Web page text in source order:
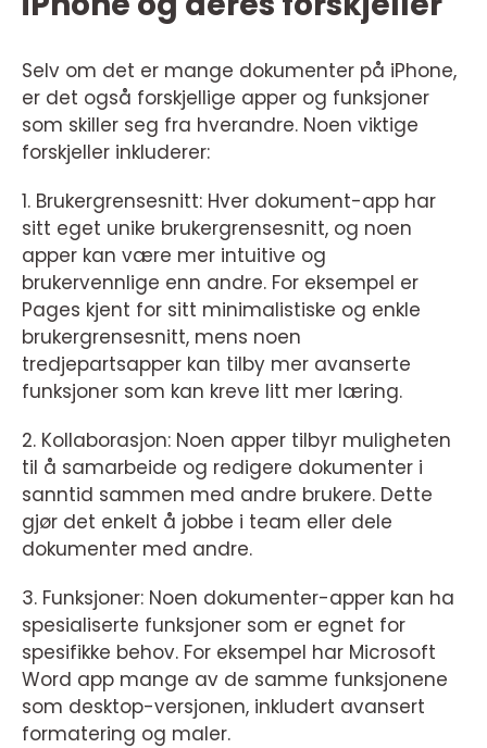
Selv om det er mange dokumenter på iPhone,
er det også forskjellige apper og funksjoner
som skiller seg fra hverandre. Noen viktige
forskjeller inkluderer:
1. Brukergrensesnitt: Hver dokument-app har
sitt eget unike brukergrensesnitt, og noen
apper kan være mer intuitive og
brukervennlige enn andre. For eksempel er
Pages kjent for sitt minimalistiske og enkle
brukergrensesnitt, mens noen
tredjepartsapper kan tilby mer avanserte
funksjoner som kan kreve litt mer læring.
2. Kollaborasjon: Noen apper tilbyr muligheten
til å samarbeide og redigere dokumenter i
sanntid sammen med andre brukere. Dette
gjør det enkelt å jobbe i team eller dele
dokumenter med andre.
3. Funksjoner: Noen dokumenter-apper kan ha
spesialiserte funksjoner som er egnet for
spesifikke behov. For eksempel har Microsoft
Word app mange av de samme funksjonene
som desktop-versjonen, inkludert avansert
formatering og maler.